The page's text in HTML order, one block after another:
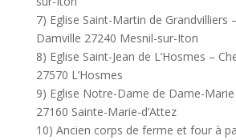
7) Eglise Saint-Martin de Grandvilliers
Damville 27240 Mesnil-sur-Iton
8) Eglise Saint-Jean de L’Hosmes –
27570 L’Hosmes
9) Eglise Notre-Dame de Dame-
27160 Sainte-Marie-d’Attez
10) Ancien corps de ferme et four à